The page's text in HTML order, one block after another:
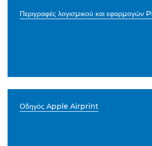
Περιγραφές λογισμικού και εφαρμογών
Οδηγός Apple Airprint